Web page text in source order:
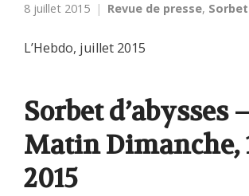
8 juillet 2015 Revue de presse,
L’Hebdo, juillet 2015
Sorbet d’abysses
Matin Dimanche,
2015